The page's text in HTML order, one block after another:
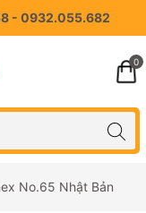
- 0932.055.682
0
No.65 Nhật Bản